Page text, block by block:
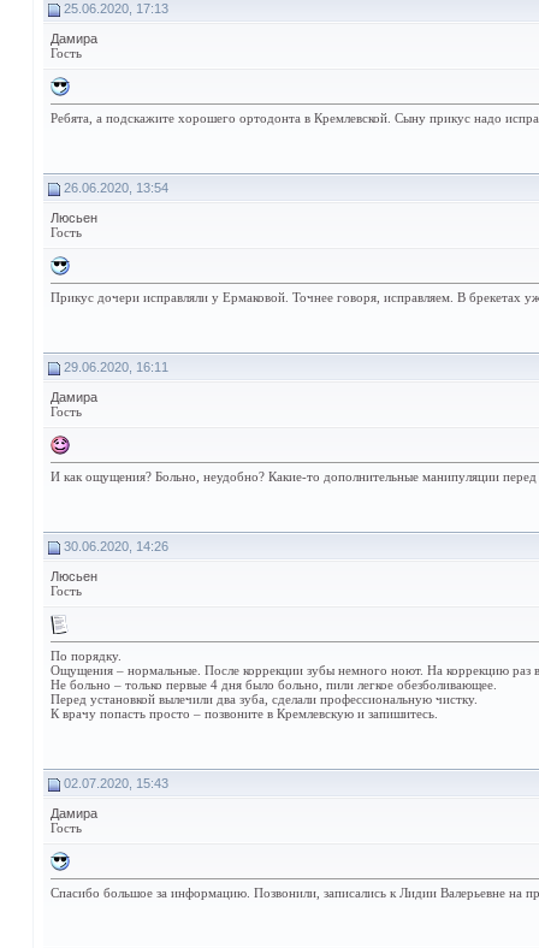
25.06.2020, 17:13
Дамира
Гость
Ребята, а подскажите хорошего ортодонта в Кремлевской. Сыну прикус надо
26.06.2020, 13:54
Люсьен
Гость
Прикус дочери исправляли у Ермаковой. Точнее говоря, исправляем. В брекетах
29.06.2020, 16:11
Дамира
Гость
И как ощущения? Больно, неудобно? Какие-то дополнительные манипуляции
30.06.2020, 14:26
Люсьен
Гость
По порядку.
Ощущения – нормальные. После коррекции зубы немного ноют. На коррекцию раз
Не больно – только первые 4 дня было больно, пили легкое обезболивающее.
Перед установкой вылечили два зуба, сделали профессиональную чистку.
К врачу попасть просто – позвоните в Кремлевскую и запишитесь.
02.07.2020, 15:43
Дамира
Гость
Спасибо большое за информацию. Позвонили, записались к Лидии Валерьевне на